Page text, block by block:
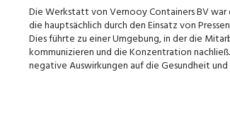
Die Werkstatt von Vernooy Containers BV
die hauptsächlich durch den Einsatz von
Dies führte zu einer Umgebung, in der die
kommunizieren und die Konzentration
negative Auswirkungen auf die Gesundheit